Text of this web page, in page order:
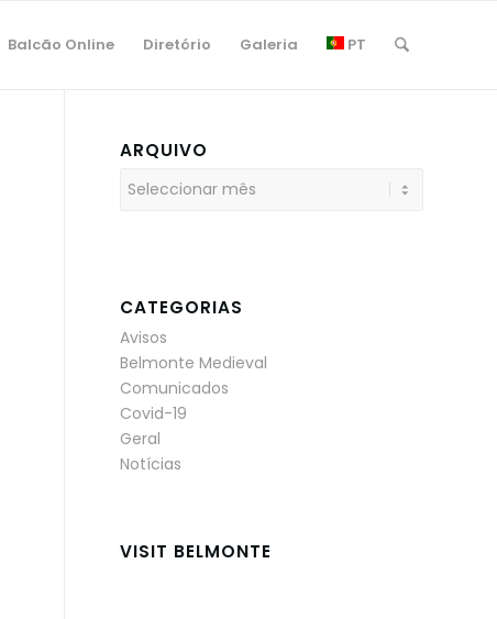
Balcão Online Diretório Galeria PT
ARQUIVO
CATEGORIAS
Avisos
Belmonte Medieval
Comunicados
Covid-19
Geral
Notícias
VISIT BELMONTE